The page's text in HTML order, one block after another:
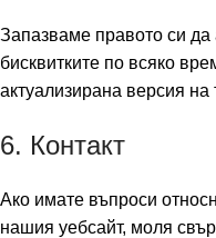
Запазваме правото си
бисквитките по всяко
актуализирана версия на
6. Контакт
Ако имате въпроси
нашия уебсайт, моля